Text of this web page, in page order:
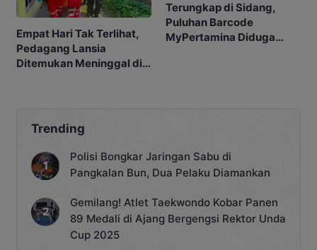
Empat Hari Tak Terlihat,
Pedagang Lansia
Ditemukan Meninggal di
Terungkap di Sidang,
Puluhan Barcode
MyPertamina Diduga
Trending
Polisi Bongkar Jaringan Sabu di
Pangkalan Bun, Dua Pelaku Diamankan
Gemilang! Atlet Taekwondo Kobar Panen
89 Medali di Ajang Bergengsi Rektor Unda
Cup 2025